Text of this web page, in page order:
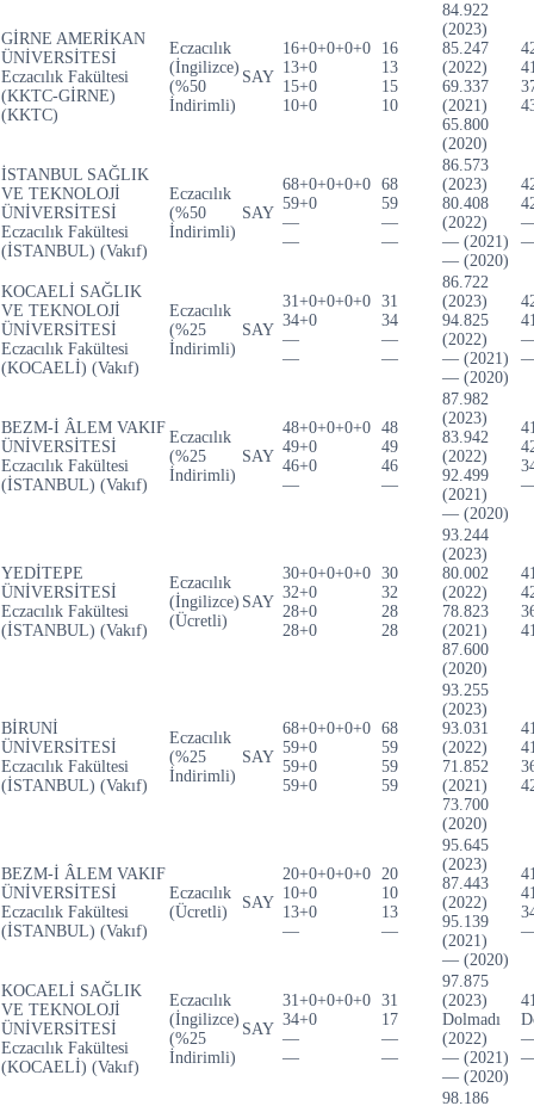
GİRNE AMERİKAN
ÜNİVERSİTESİ
Eczacılık Fakültesi
(KKTC-GİRNE)
(KKTC)
Eczacılık
(İngilizce)
(%50
İndirimli)
SAY
16+0+0+0+0
13+0
15+0
10+0
16
13
15
10
84.922
(2023)
85.247
(2022)
69.337
(2021)
65.800
(2020)
İSTANBUL SAĞLIK
VE TEKNOLOJİ
ÜNİVERSİTESİ
Eczacılık Fakültesi
(İSTANBUL) (Vakıf)
Eczacılık
(%50
İndirimli)
SAY
68+0+0+0+0
59+0
—
—
68
59
—
—
86.573
(2023)
80.408
(2022)
— (2021)
— (2020)
KOCAELİ SAĞLIK
VE TEKNOLOJİ
ÜNİVERSİTESİ
Eczacılık Fakültesi
(KOCAELİ) (Vakıf)
Eczacılık
(%25
İndirimli)
SAY
31+0+0+0+0
34+0
—
—
31
34
—
—
86.722
(2023)
94.825
(2022)
— (2021)
— (2020)
BEZM-İ ÂLEM VAKIF
ÜNİVERSİTESİ
Eczacılık Fakültesi
(İSTANBUL) (Vakıf)
Eczacılık
(%25
İndirimli)
SAY
48+0+0+0+0
49+0
46+0
—
48
49
46
—
87.982
(2023)
83.942
(2022)
92.499
(2021)
— (2020)
YEDİTEPE
ÜNİVERSİTESİ
Eczacılık Fakültesi
(İSTANBUL) (Vakıf)
Eczacılık
(İngilizce)
(Ücretli)
SAY
30+0+0+0+0
32+0
28+0
28+0
30
32
28
28
93.244
(2023)
80.002
(2022)
78.823
(2021)
87.600
(2020)
BİRUNİ
ÜNİVERSİTESİ
Eczacılık Fakültesi
(İSTANBUL) (Vakıf)
Eczacılık
(%25
İndirimli)
SAY
68+0+0+0+0
59+0
59+0
59+0
68
59
59
59
93.255
(2023)
93.031
(2022)
71.852
(2021)
73.700
(2020)
BEZM-İ ÂLEM VAKIF
ÜNİVERSİTESİ
Eczacılık Fakültesi
(İSTANBUL) (Vakıf)
Eczacılık
(Ücretli)
SAY
20+0+0+0+0
10+0
13+0
—
20
10
13
—
95.645
(2023)
87.443
(2022)
95.139
(2021)
— (2020)
KOCAELİ SAĞLIK
VE TEKNOLOJİ
ÜNİVERSİTESİ
Eczacılık Fakültesi
(KOCAELİ) (Vakıf)
Eczacılık
(İngilizce)
(%25
İndirimli)
SAY
31+0+0+0+0
34+0
—
—
31
17
—
—
97.875
(2023)
Dolmadı
(2022)
— (2021)
— (2020)
98.186